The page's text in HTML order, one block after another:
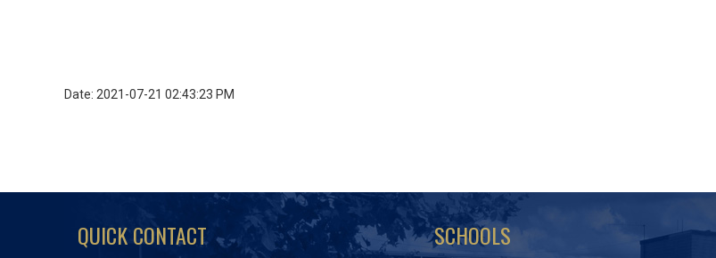
Date: 2021-07-21 02:43:23 PM
QUICK CONTACT SCHOOLS